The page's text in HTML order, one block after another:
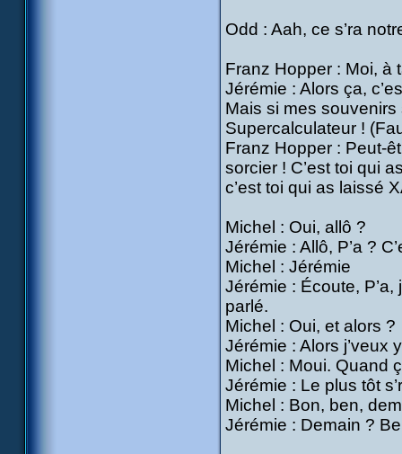
Odd : Aah, ce s’ra
Franz Hopper : Moi, à
Jérémie : Alors ça,
Mais si mes souvenirs
Supercalculateur !
Franz Hopper : Peut-
sorcier ! C’est toi qui
c’est toi qui as laissé
Michel : Oui, allô ?
Jérémie : Allô, P’a ?
Michel : Jérémie
Jérémie : Écoute,
parlé.
Michel : Oui, et alors ?
Jérémie : Alors j’veux
Michel : Moui. Quand
Jérémie : Le plus tôt
Michel : Bon, ben,
Jérémie : Demain ?